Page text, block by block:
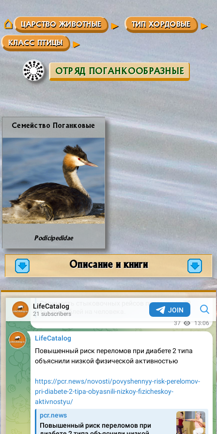
ЦАРСТВО ЖИВОТНЫЕ ТИП ХОРДОВЫЕ
КЛАСС ПТИЦЫ
ОТРЯД ПОГАНКООБРАЗНЫЕ
Се­мей­ство По­ган­ко­вые
Podicipedidae
Описание и книги